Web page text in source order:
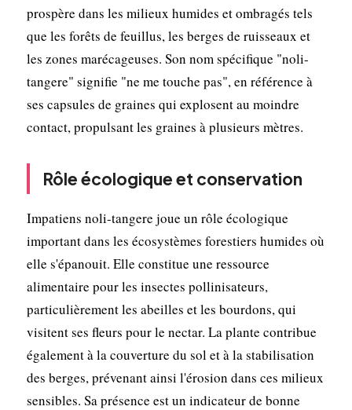
prospère dans les milieux humides et ombragés tels
que les forêts de feuillus, les berges de ruisseaux et
les zones marécageuses. Son nom spécifique "noli-
tangere" signifie "ne me touche pas", en référence à
ses capsules de graines qui explosent au moindre
contact, propulsant les graines à plusieurs mètres.
Rôle écologique et conservation
Impatiens noli-tangere joue un rôle écologique
important dans les écosystèmes forestiers humides où
elle s'épanouit. Elle constitue une ressource
alimentaire pour les insectes pollinisateurs,
particulièrement les abeilles et les bourdons, qui
visitent ses fleurs pour le nectar. La plante contribue
également à la couverture du sol et à la stabilisation
des berges, prévenant ainsi l'érosion dans ces milieux
sensibles. Sa présence est un indicateur de bonne